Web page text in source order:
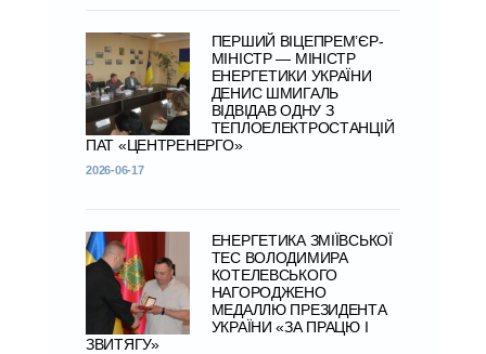
ПЕРШИЙ ВІЦЕПРЕМ’ЄР-
МІНІСТР — МІНІСТР
ЕНЕРГЕТИКИ УКРАЇНИ
ДЕНИС ШМИГАЛЬ
ВІДВІДАВ ОДНУ З
ТЕПЛОЕЛЕКТРОСТАНЦІЙ
ПАТ «ЦЕНТРЕНЕРГО»
2026-06-17
ЕНЕРГЕТИКА ЗМІЇВСЬКОЇ
ТЕС ВОЛОДИМИРА
КОТЕЛЕВСЬКОГО
НАГОРОДЖЕНО
МЕДАЛЛЮ ПРЕЗИДЕНТА
УКРАЇНИ «ЗА ПРАЦЮ І
ЗВИТЯГУ»